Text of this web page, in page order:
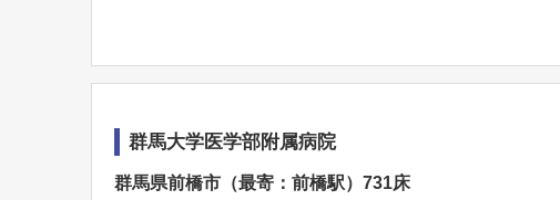
群馬大学医学部附属病院
群馬県前橋市（最寄：前橋駅）731床